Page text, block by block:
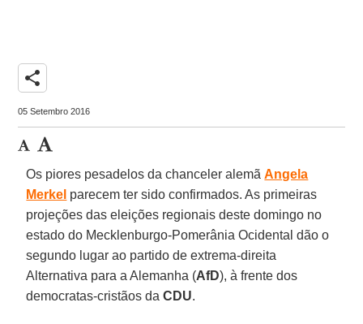
share
05 Setembro 2016
Os piores pesadelos da chanceler alemãAngela
Merkel parecem ter sido confirmados. As primeiras
projeções das eleições regionais deste domingo no
estado do Mecklenburgo-Pomerânia Ocidental dão o
segundo lugar ao partido de extrema-direita
Alternativa para a Alemanha (AfD), à frente dos
democratas-cristãos daCDU.